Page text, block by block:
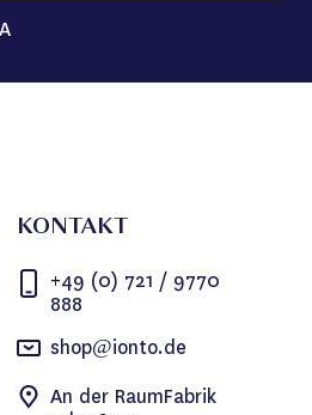
KONTAKT
+49 (0) 721 / 9770
888
shop@ionto.de
An der RaumFabrik